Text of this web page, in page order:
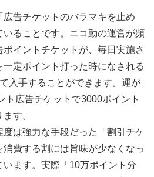
告チケットのバラマキを止め
ることです。ニコ動の運営が頻
イントチケットが、毎日実施さ
定ポイント打った時になされる
入手することができます。 運が
ト広告チケットで3000ポイント
す。
は強力な手段だった「割引チケ
費する割には旨味が少なくなっ
ます。実際「10万ポイント分